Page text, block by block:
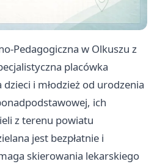
Pedagogiczna w Olkuszu z
placówka
i młodzież od urodzenia
ich
z terenu powiatu
jest bezpłatnie i
skierowania lekarskiego